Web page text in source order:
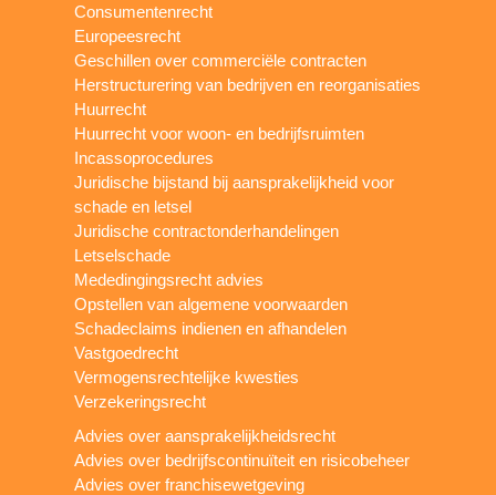
Consumentenrecht
Europeesrecht
Geschillen over commerciële contracten
Herstructurering van bedrijven en reorganisaties
Huurrecht
Huurrecht voor woon- en bedrijfsruimten
Incassoprocedures
Juridische bijstand bij aansprakelijkheid voor
schade en letsel
Juridische contractonderhandelingen
Letselschade
Mededingingsrecht advies
Opstellen van algemene voorwaarden
Schadeclaims indienen en afhandelen
Vastgoedrecht
Vermogensrechtelijke kwesties
Verzekeringsrecht
Advies over aansprakelijkheidsrecht
Advies over bedrijfscontinuïteit en risicobeheer
Advies over franchisewetgeving